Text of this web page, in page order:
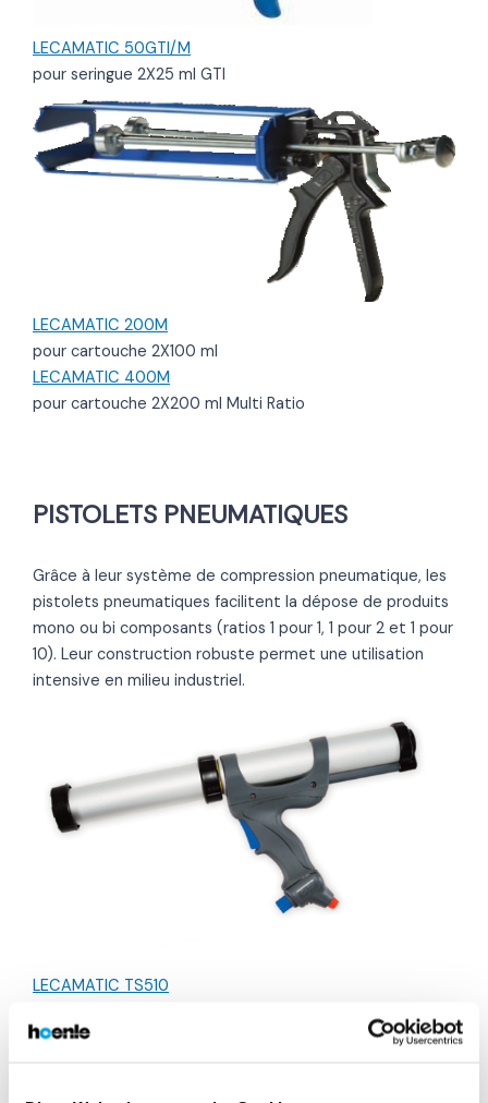
LECAMATIC 50GTI/M
pour seringue 2X25 ml GTI
LECAMATIC 200M
pour cartouche 2X100 ml
LECAMATIC 400M
pour cartouche 2X200 ml Multi Ratio
PISTOLETS PNEUMATIQUES
Grâce à leur système de compression pneumatique, les
pistolets pneumatiques facilitent la dépose de produits
mono ou bi composants (ratios 1 pour 1, 1 pour 2 et 1 pour
10). Leur construction robuste permet une utilisation
intensive en milieu industriel.
LECAMATIC TS510